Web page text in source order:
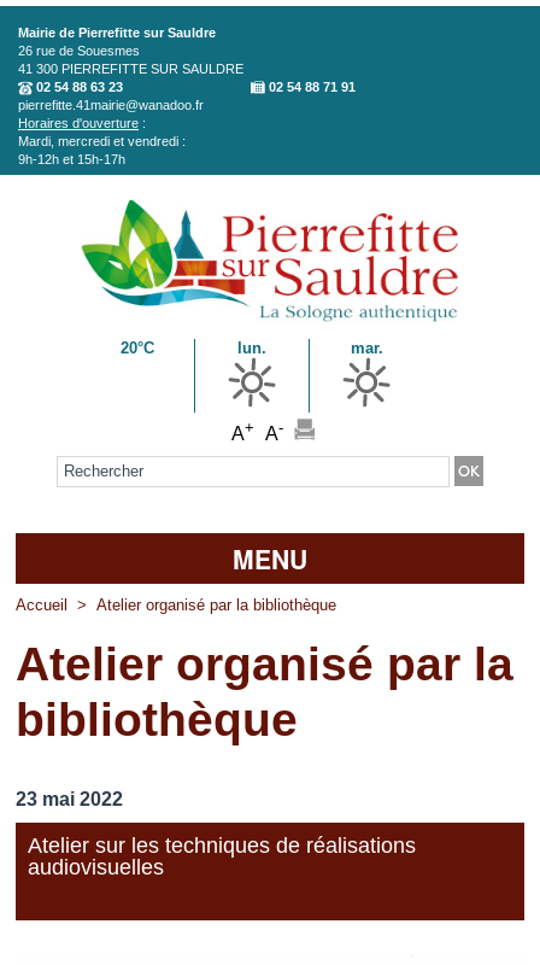
Aller au contenu principal
Mairie de Pierrefitte sur Sauldre
26 rue de Souesmes
41 300 PIERREFITTE SUR SAULDRE
02 54 88 63 23
02 54 88 71 91
pierrefitte.41mairie@wanadoo.fr
Horaires d'ouverture :
Mardi, mercredi et vendredi :
9h-12h et 15h-17h
20°C lun. mar.
A+ A-
Formulaire de recherche
MENU
Accueil
La mairie
Découvrir Pierrefitte
Vos professionnels
Loisirs
Accueil > Atelier organisé par la bibliothèque
Atelier organisé par la
bibliothèque
23 mai 2022
Atelier sur les techniques de réalisations
audiovisuelles